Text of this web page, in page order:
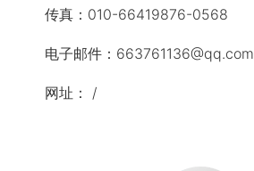
传真：010-66419876-0568
电子邮件：663761136@qq.com
网址： /